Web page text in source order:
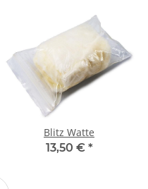
Blitz Watte
13,50 € *